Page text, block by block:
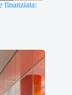
finanziata: